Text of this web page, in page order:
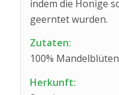
indem die Honige
geerntet wurden.
Zutaten:
100%
Herkunft: